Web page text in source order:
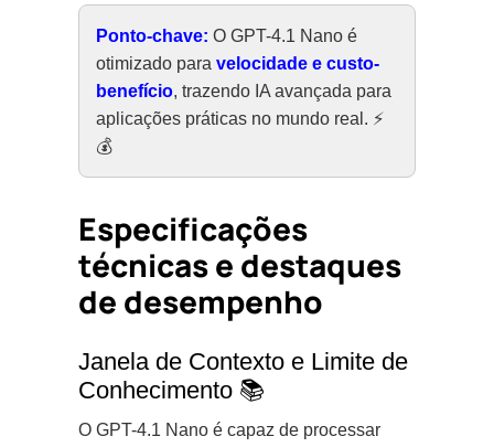
Ponto-chave: O GPT-4.1 Nano é
otimizado paravelocidade e custo-
benefício, trazendo IA avançada para
aplicações práticas no mundo real. ⚡️
💰
Especificações
técnicas e destaques
de desempenho
Janela de Contexto e Limite de
Conhecimento 📚
O GPT-4.1 Nano é capaz de processar